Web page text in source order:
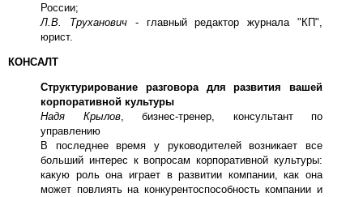
России;
Л.В. Труханович- главный редактор журнала "КП",
юрист.
КОНСАЛТ
Структурирование разговора для развития вашей
корпоративной культуры
Надя Крылов, бизнес-тренер, консультант по
управлению
В последнее время у руководителей возникает все
больший интерес к вопросам корпоративной культуры:
какую роль она играет в развитии компании, как она
может повлиять на конкурентоспособность компании и